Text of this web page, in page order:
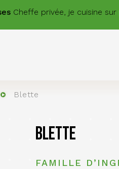
Cheffe privée, je cuisine sur
Blette
Blette
FAMILLE